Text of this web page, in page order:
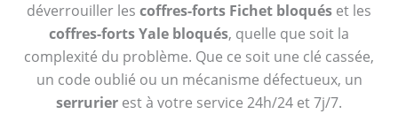
déverrouiller les coffres-forts Fichet bloqués et les
coffres-forts Yale bloqués, quelle que soit la
complexité du problème. Que ce soit une clé cassée,
un code oublié ou un mécanisme défectueux, un
serrurier est à votre service 24h/24 et 7j/7.